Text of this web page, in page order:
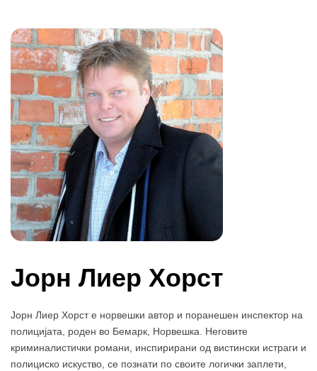
Јорн Лиер Хорст
Јорн Лиер Хорст е норвешки автор и поранешен инспектор на
полицијата, роден во Бемарк, Норвешка. Неговите
криминалистички романи, инспирирани од вистински истраги и
полициско искуство, се познати по своите логички заплети,